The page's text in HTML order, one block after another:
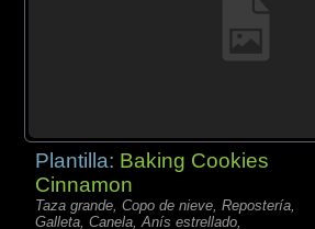
Plantilla: Baking Cookies
Cinnamon
Taza grande, Copo de nieve, Repostería,
Galleta, Canela, Anís estrellado,